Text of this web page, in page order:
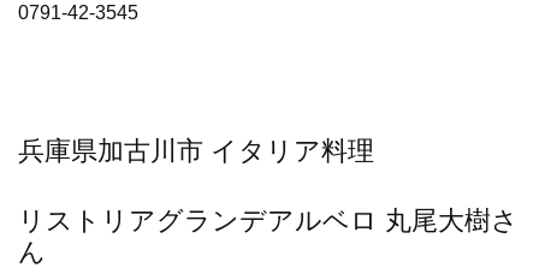
0791-42-3545
兵庫県加古川市 イタリア料理
リストリアグランデアルベロ 丸尾大樹さ
ん